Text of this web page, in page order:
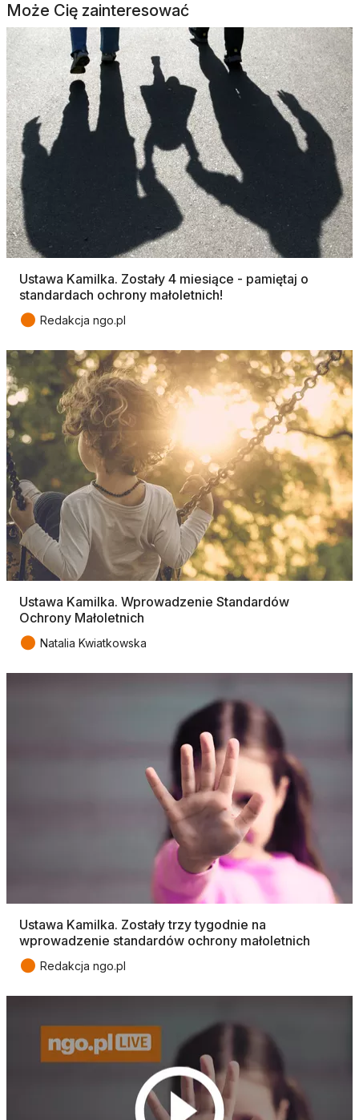
Może Cię zainteresować
Ustawa Kamilka. Zostały 4 miesiące - pamiętaj o
standardach ochrony małoletnich!
● Redakcja ngo.pl
Ustawa Kamilka. Wprowadzenie Standardów
Ochrony Małoletnich
● Natalia Kwiatkowska
Ustawa Kamilka. Zostały trzy tygodnie na
wprowadzenie standardów ochrony małoletnich
● Redakcja ngo.pl